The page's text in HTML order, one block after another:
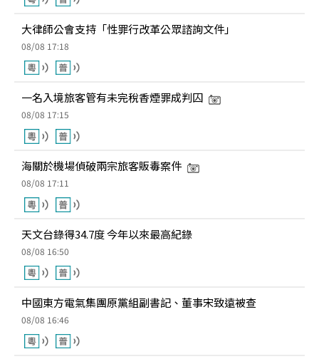
大律師公會支持「性罪行改革公眾諮詢文件」
08/08 17:18
一名入境旅客管有未完稅香煙罪成判囚
08/08 17:15
海關於機場偵破兩宗旅客販毒案件
08/08 17:11
天文台錄得34.7度 今年以來最高紀錄
08/08 16:50
中國東方電氣集團原黨組副書記、董事宋致遠被查
08/08 16:46